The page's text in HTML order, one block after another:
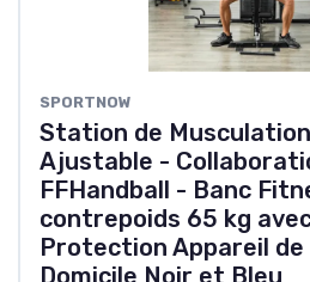
SPORTNOW
Station de
Ajustable -
FFHandball - Banc
contrepoids 65 kg
Protection Appareil
Domicile Noir et Bleu